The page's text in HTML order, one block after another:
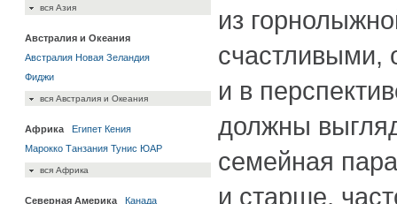
вся Азия
Австралия и Океания
Австралия Новая Зеландия
Фиджи
вся Австралия и Океания
Африка Египет Кения
Марокко Танзания Тунис ЮАР
вся Африка
Северная Америка
Канада
из
и в
должны
семейная
и старше,